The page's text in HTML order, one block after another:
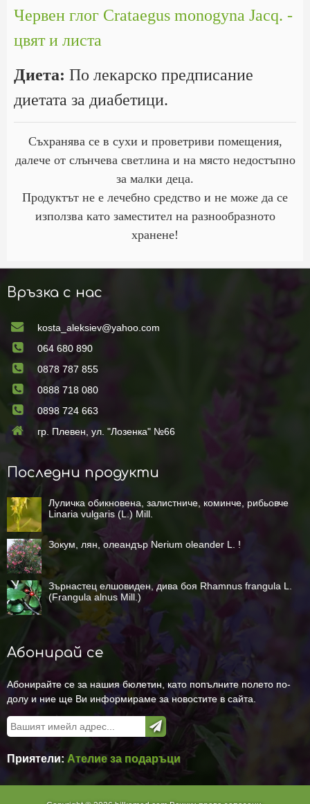
Червен глог Crataegus monogyna Jacq. -
цвят и листа
Диета: По лекарско предписание
диетата за диабетици.
Съхранява се в сухи и проветриви помещения,
далече от слънчева светлина и на място недостъпно
за малки деца.
Продуктът не е лечебно средство и не може да се
използва като заместител на разнообразното
хранене!
Връзка с нас
kosta_aleksiev@yahoo.com
064 680 890
0878 787 855
0888 718 080
0898 724 663
гр. Плевен, ул. "Лозенка" №66
Последни продукти
Луличка обикновена, залистниче, коминче, рибьовче
Linaria vulgaris (L.) Mill.
Зокум, лян, олеандър Nerium oleander L. !
Зърнастец елшовиден, дива боя Rhamnus frangula L.
(Frangula alnus Mill.)
Абонирай се
Абонирайте се за нашия бюлетин, като попълните полето по-
долу и ние ще Ви информираме за новостите в сайта.
Приятели: Ателие за подаръци